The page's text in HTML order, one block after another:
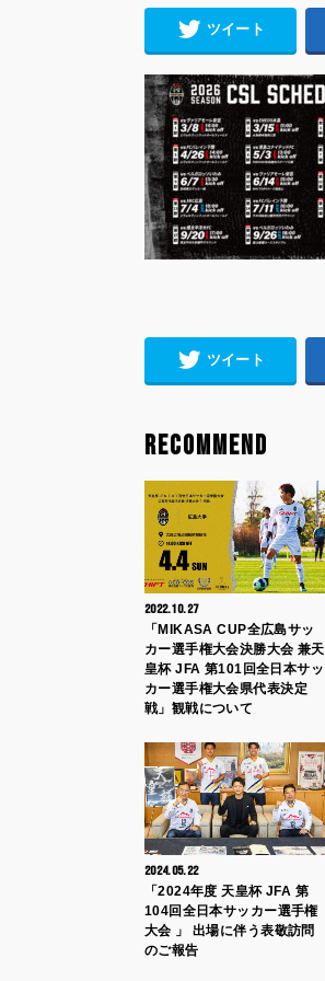
ツイート
ツイート
RECOMMEND
2022.10.27
「MIKASA CUP全広島サッ
カー選手権大会決勝大会 兼天
皇杯 JFA 第101回全日本サッ
カー選手権大会県代表決定
戦」観戦について
2024.05.22
「2024年度 天皇杯 JFA 第
104回全日本サッカー選手権
大会 」 出場に伴う表敬訪問
のご報告